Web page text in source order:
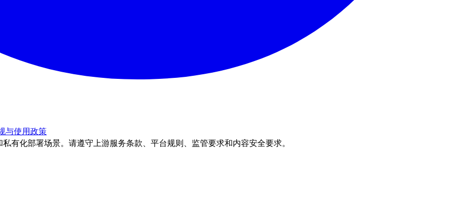
与使用政策
有化部署场景。请遵守上游服务条款、平台规则、监管要求和内容安全要求。